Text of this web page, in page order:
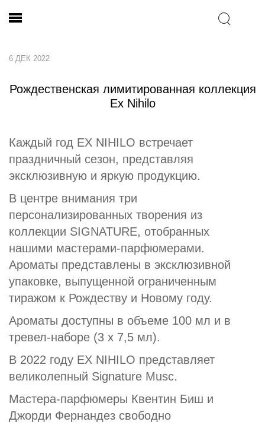
6 ДЕК 2022
Рождественская лимитированная коллекция
Ex Nihilo
Каждый год EX NIHILO встречает
праздничный сезон, представляя
эксклюзивную и яркую продукцию.
В центре внимания три
персонализированных творения из
коллекции SIGNATURE, отобранных
нашими мастерами-парфюмерами.
Ароматы представлены в эксклюзивной
упаковке, выпущенной ограниченным
тиражом к Рождеству и Новому году.
Ароматы доступны в объеме 100 мл и в
тревел-наборе (3 х 7,5 мл).
В 2022 году EX NIHILO представляет
великолепный Signature Musc.
Мастера-парфюмеры Квентин Биш и
Джорди Фернандез свободно